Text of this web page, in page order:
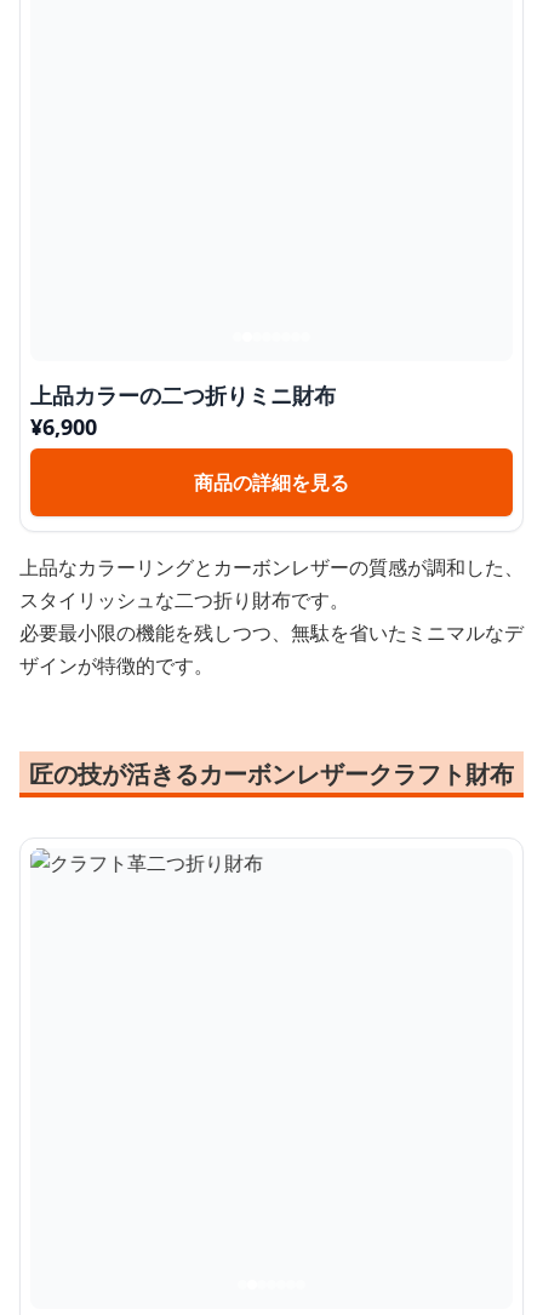
上品カラーの二つ折りミニ財布
¥6,900
商品の詳細を見る
上品なカラーリングとカーボンレザーの質感が調和した、
スタイリッシュな二つ折り財布です。
必要最小限の機能を残しつつ、無駄を省いたミニマルなデ
ザインが特徴的です。
匠の技が活きるカーボンレザークラフト財布